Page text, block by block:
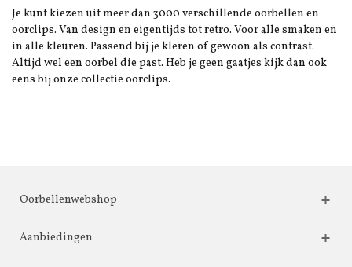
Je kunt kiezen uit meer dan 3000 verschillende oorbellen en
oorclips. Van design en eigentijds tot retro. Voor alle smaken en
in alle kleuren. Passend bij je kleren of gewoon als contrast.
Altijd wel een oorbel die past. Heb je geen gaatjes kijk dan ook
eens bij onze collectie oorclips.
Oorbellenwebshop
Aanbiedingen